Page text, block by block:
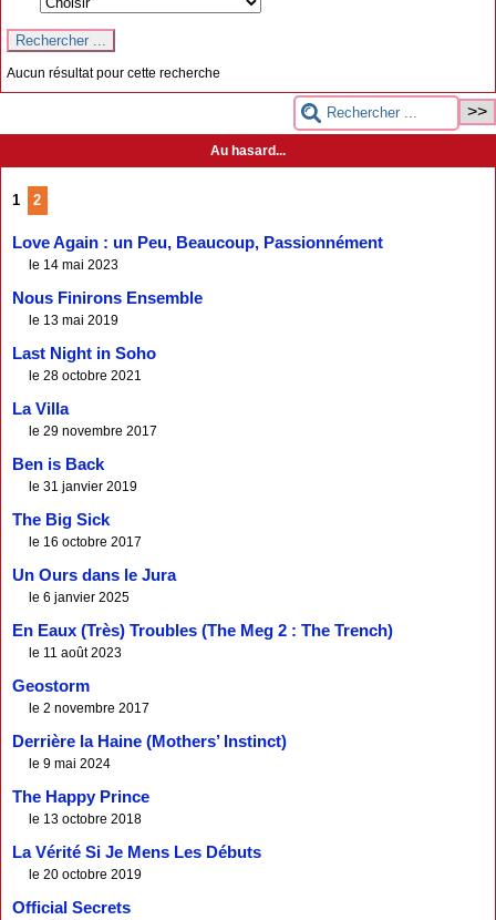
Aucun résultat pour cette recherche
Au hasard...
1 2
Love Again : un Peu, Beaucoup, Passionnément
le 14 mai 2023
Nous Finirons Ensemble
le 13 mai 2019
Last Night in Soho
le 28 octobre 2021
La Villa
le 29 novembre 2017
Ben is Back
le 31 janvier 2019
The Big Sick
le 16 octobre 2017
Un Ours dans le Jura
le 6 janvier 2025
En Eaux (Très) Troubles (The Meg 2 : The Trench)
le 11 août 2023
Geostorm
le 2 novembre 2017
Derrière la Haine (Mothers’ Instinct)
le 9 mai 2024
The Happy Prince
le 13 octobre 2018
La Vérité Si Je Mens Les Débuts
le 20 octobre 2019
Official Secrets